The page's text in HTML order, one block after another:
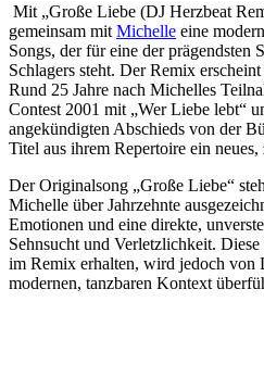
Mit „Große Liebe (DJ Herzbeat
gemeinsam mit Michelle eine
Songs, der für eine der prägendsten
Schlagers steht. Der Remix
Rund 25 Jahre nach Michelles
Contest 2001 mit „Wer Liebe lebt“
angekündigten Abschieds von der
Titel aus ihrem Repertoire ein
Der Originalsong „Große Liebe“
Michelle über Jahrzehnte
Emotionen und eine direkte,
Sehnsucht und Verletzlichkeit.
im Remix erhalten, wird jedoch von
modernen, tanzbaren Kontext